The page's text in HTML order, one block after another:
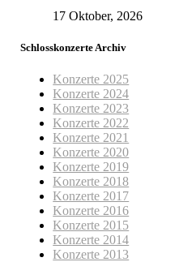
17 Oktober, 2026
Schlosskonzerte Archiv
Konzerte 2025
Konzerte 2024
Konzerte 2023
Konzerte 2022
Konzerte 2021
Konzerte 2020
Konzerte 2019
Konzerte 2018
Konzerte 2017
Konzerte 2016
Konzerte 2015
Konzerte 2014
Konzerte 2013